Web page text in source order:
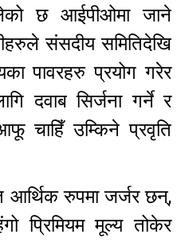
छ आईपीओमा जाने
संसदीय समितिदेखि
पावरहरु प्रयोग गरेर
दवाब सिर्जना गर्ने र
चाहिँ उम्किने प्रवृति
रुपमा जर्जर छन्,
प्रिमियम मूल्य तोकेर